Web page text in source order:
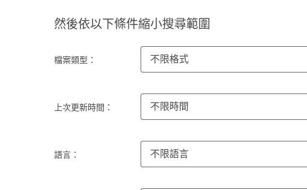
然後依以下條件縮小搜尋範圍
檔案類型： 不限格式
上次更新時間： 不限時間
語言： 不限語言